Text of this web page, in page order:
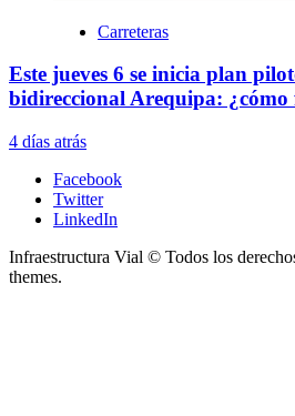
Carreteras
Este jueves 6 se inicia plan
bidireccional Arequipa:
4 días atrás
Facebook
Twitter
LinkedIn
Infraestructura Vial © Todos los
themes.